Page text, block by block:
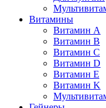
Витамины
Витамин A
Витамин B
Витамин C
Витамин D
Витамин E
Витамин K